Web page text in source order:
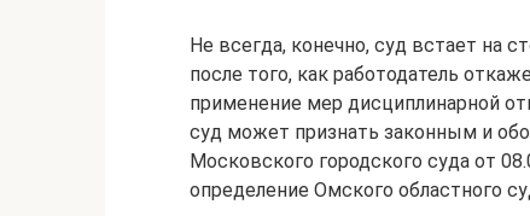
Не всегда, конечно, суд встает на
после того, как работодатель
применение мер дисциплинарной
суд может признать законным и
Московского городского суда от
определение Омского областного